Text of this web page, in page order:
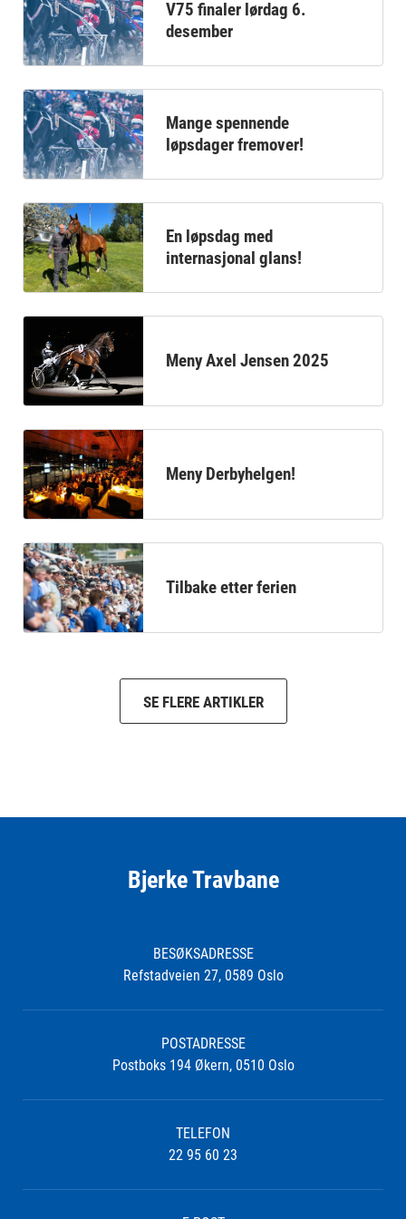
V75 finaler lørdag 6.
desember
Mange spennende
løpsdager fremover!
En løpsdag med
internasjonal glans!
Meny Axel Jensen 2025
Meny Derbyhelgen!
Tilbake etter ferien
SE FLERE ARTIKLER
Bjerke Travbane
BESØKSADRESSE
Refstadveien 27, 0589 Oslo
POSTADRESSE
Postboks 194 Økern, 0510 Oslo
TELEFON
22 95 60 23